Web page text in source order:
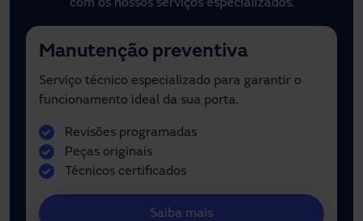
com os nossos serviços especializados.
Manutenção preventiva
Serviço técnico especializado para garantir o
funcionamento ideal da sua porta.
Revisões programadas
Peças originais
Técnicos certificados
Saiba mais